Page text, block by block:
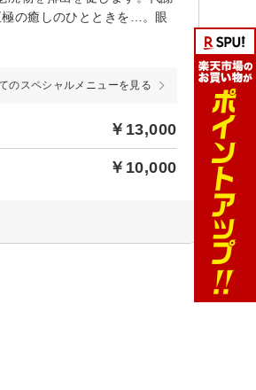
の癒しのひとときを…。眼
のスペシャルメニューを見る
￥13,000
￥10,000